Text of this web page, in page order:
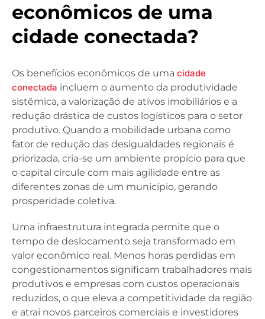
econômicos de uma
cidade conectada?
Os benefícios econômicos de uma cidade
conectada incluem o aumento da produtividade
sistêmica, a valorização de ativos imobiliários e a
redução drástica de custos logísticos para o setor
produtivo. Quando a mobilidade urbana como
fator de redução das desigualdades regionais é
priorizada, cria-se um ambiente propício para que
o capital circule com mais agilidade entre as
diferentes zonas de um município, gerando
prosperidade coletiva.
Uma infraestrutura integrada permite que o
tempo de deslocamento seja transformado em
valor econômico real. Menos horas perdidas em
congestionamentos significam trabalhadores mais
produtivos e empresas com custos operacionais
reduzidos, o que eleva a competitividade da região
e atrai novos parceiros comerciais e investidores